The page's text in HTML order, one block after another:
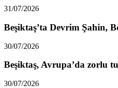
31/07/2026
Beşiktaş’ta Devrim Şahin,
30/07/2026
Beşiktaş, Avrupa’da zorlu
30/07/2026